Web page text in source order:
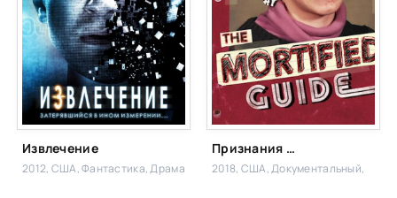
Извлечение
2012, США,Фантастика, Драма
Признания бывших подростков
2018, США,Документальный,